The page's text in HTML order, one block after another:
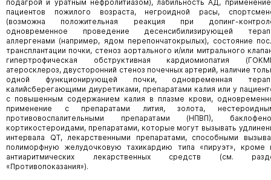
подагрой и уратным нефролитиазом), лабильность АД,
пациентов пожилого возраста, негроидной расы,
(возможна положительная реакция при допинг-
одновременное проведение десенсибилизирующей
аллергенами (например, ядом перепончатокрылых), состояние
трансплантации почки, стеноз аортального и/или митрального
гипертрофическая обструктивная кардиомиопатия
атеросклероз, двусторонний стеноз почечных артерий, наличие
одной функционирующей почки, одновременная
калийсберегающими диуретиками, препаратами калия или у
с повышенным содержанием калия в плазме крови,
применение с препаратами лития, золота,
противовоспалительными препаратами (НПВП),
кортикостероидами, препаратами, которые могут вызывать
интервала QT, лекарственными препаратами, способными
полиморфную желудочковую тахикардию типа «пируэт», кроме
антиаритмических лекарственных средств (см.
«Противопоказания»).